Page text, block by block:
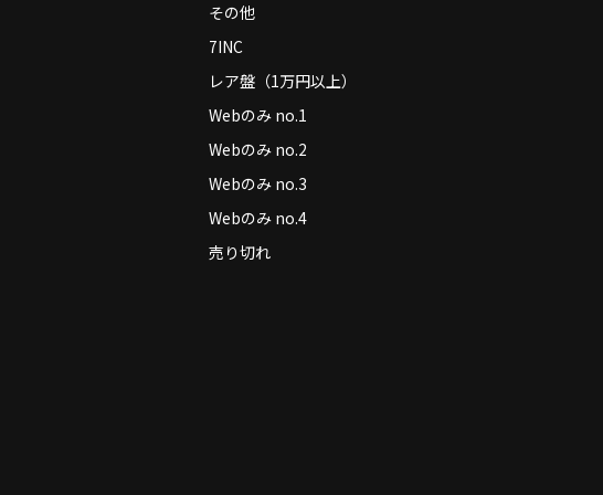
その他
7INC
レア盤（1万円以上）
Webのみ no.1
Webのみ no.2
Webのみ no.3
Webのみ no.4
売り切れ